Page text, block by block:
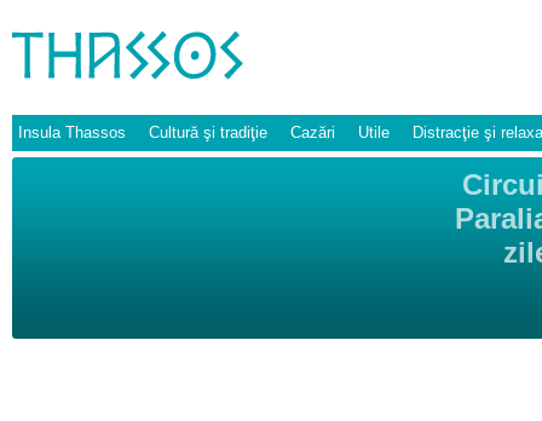
Insula Thassos Cultură şi tradiţie Cazări Utile Distracţie şi